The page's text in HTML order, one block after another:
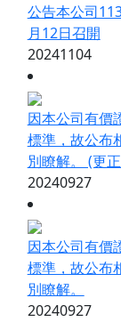
公告本公司
月12日召開
20241104
因本公司有價
標準，故公布
別瞭解。 (更
20240927
因本公司有價
標準，故公布
別瞭解。
20240927